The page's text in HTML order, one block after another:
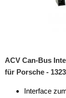
Bluetooth
CAN-BUS-
ACV Can-Bus
für Porsche -
Interface